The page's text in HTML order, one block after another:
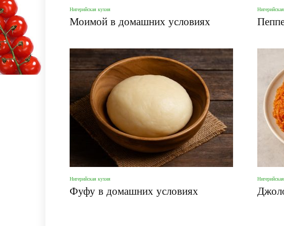
Нигерийская кухня
Моимой в домашних условиях
Нигерийская кухня
Фуфу в домашних условиях